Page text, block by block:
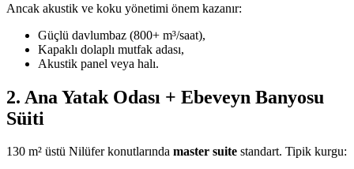
Ancak akustik ve koku yönetimi önem kazanır:
Güçlü davlumbaz (800+ m³/saat),
Kapaklı dolaplı mutfak adası,
Akustik panel veya halı.
2. Ana Yatak Odası + Ebeveyn Banyosu
Süiti
130 m² üstü Nilüfer konutlarında master suite standart. Tipik kurgu: